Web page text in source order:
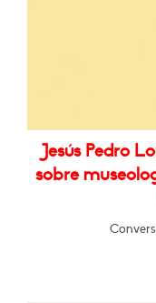
Jesús Pedro
sobre